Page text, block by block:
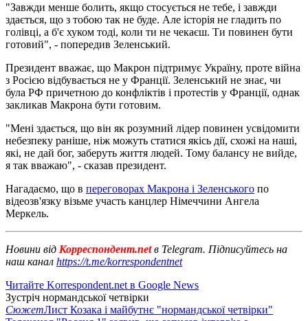
"Завжди менше болить, якщо стосується не тебе, і завжди
здається, що з тобою так не буде. Але історія не гладить по
голівці, а б'є хуком тоді, коли ти не чекаєш. Ти повинен бути
готовий", - попередив Зеленський.
Президент вважає, що Макрон підтримує Україну, проте війна
з Росією відбувається не у Франції. Зеленський не знає, чи
була РФ причетною до конфліктів і протестів у Франції, однак
закликав Макрона бути готовим.
"Мені здається, що він як розумний лідер повинен усвідомити
небезпеку раніше, ніж можуть статися якісь дії, схожі на наші,
які, не дай бог, заберуть життя людей. Тому балансу не вийде,
я так вважаю", - сказав президент.
Нагадаємо, що в переговорах Макрона і Зеленського по
відеозв'язку візьме участь канцлер Німеччини Ангела
Меркель.
Новини від Корреспондент.netв Telegram. Підписуйтесь на
наш канал https://t.me/korrespondentnet
Читайте Korrespondent.net в Google News
Зустріч нормандської четвірки
СюжетЛист Козака і майбутнє "нормандської четвірки"